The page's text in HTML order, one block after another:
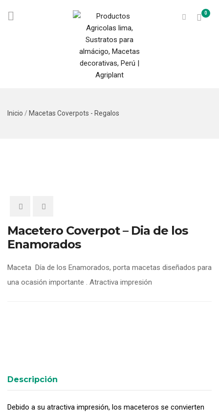
0
Inicio / Macetas Coverpots - Regalos
Macetero Coverpot – Dia de los
Enamorados
Maceta Día de los Enamorados, porta macetas diseñados para
una ocasión importante . Atractiva impresión
Descripción
Debido a su atractiva impresión, los maceteros se convierten